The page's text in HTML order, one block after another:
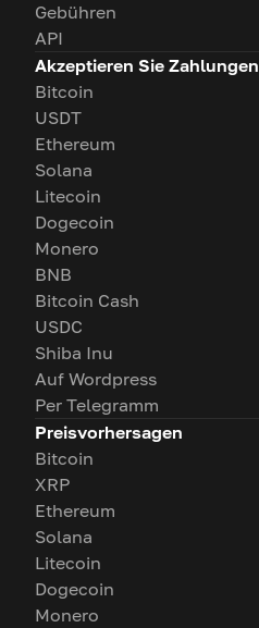
Gebühren
API
Akzeptieren Sie Zahlungen
Bitcoin
USDT
Ethereum
Solana
Litecoin
Dogecoin
Monero
BNB
Bitcoin Cash
USDC
Shiba Inu
Auf Wordpress
Per Telegramm
Preisvorhersagen
Bitcoin
XRP
Ethereum
Solana
Litecoin
Dogecoin
Monero